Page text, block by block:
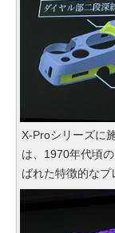
X-Proシリーズに
は、1970年代頃
ばれた特徴的なプ